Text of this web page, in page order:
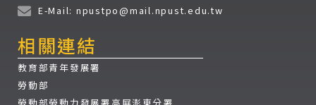
E-Mail: npustpo@mail.npust.edu.tw
相關連結
教育部青年發展署
勞動部